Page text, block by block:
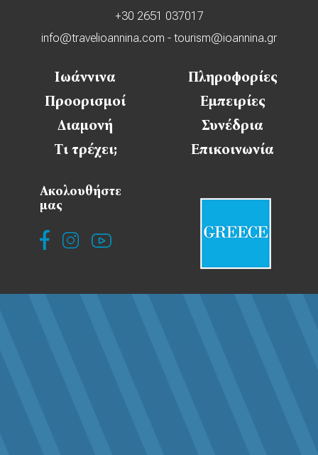
+30 2651 037017
info@travelioannina.com - tourism@ioannina.gr
Ιωάννινα
Πληροφορίες
Προορισμοί
Εμπειρίες
Διαμονή
Συνέδρια
Τι τρέχει;
Επικοινωνία
Ακολουθήστε
μας